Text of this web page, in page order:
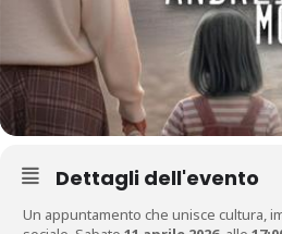
Dettagli dell'evento
Un appuntamento che unisce cultura,